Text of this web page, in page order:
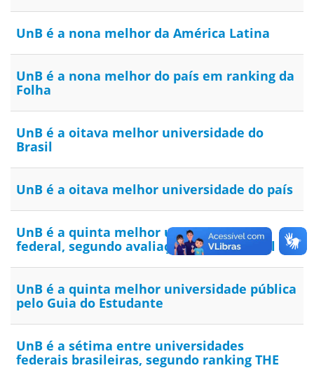
UnB é a nona melhor da América Latina
UnB é a nona melhor do país em ranking da
Folha
UnB é a oitava melhor universidade do
Brasil
UnB é a oitava melhor universidade do país
UnB é a quinta melhor universidade
federal, segundo avaliação internacional
UnB é a quinta melhor universidade pública
pelo Guia do Estudante
UnB é a sétima entre universidades
federais brasileiras, segundo ranking THE